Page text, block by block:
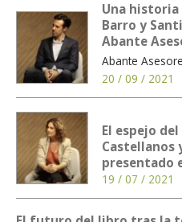
Una historia
Barro y
Abante
Abante
20 / 09 / 2021
El espejo
Castellanos
presentado
19 / 07 / 2021